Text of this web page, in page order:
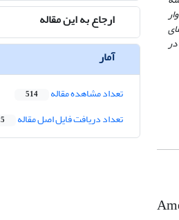
ارجاع به این مقاله
آمار
تعداد مشاهده مقاله 514
تعداد دریافت فایل اصل مقاله